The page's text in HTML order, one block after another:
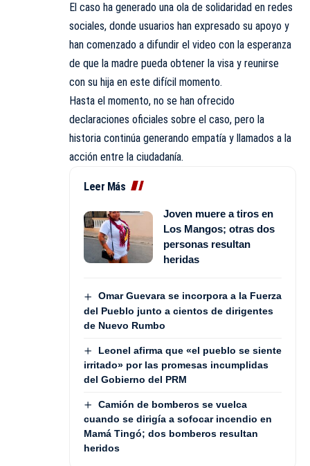
El caso ha generado una ola de solidaridad en redes
sociales, donde usuarios han expresado su apoyo y
han comenzado a difundir el video con la esperanza
de que la madre pueda obtener la visa y reunirse
con su hija en este difícil momento.
Hasta el momento, no se han ofrecido
declaraciones oficiales sobre el caso, pero la
historia continúa generando empatía y llamados a la
acción entre la ciudadanía.
Leer Más
Joven muere a tiros en
Los Mangos; otras dos
personas resultan
heridas
Omar Guevara se incorpora a la Fuerza
del Pueblo junto a cientos de dirigentes
de Nuevo Rumbo
Leonel afirma que «el pueblo se siente
irritado» por las promesas incumplidas
del Gobierno del PRM
Camión de bomberos se vuelca
cuando se dirigía a sofocar incendio en
Mamá Tingó; dos bomberos resultan
heridos